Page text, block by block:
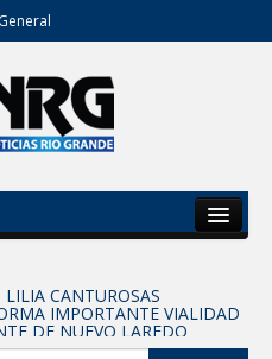
LILIA CANTUROSAS
IMPORTANTE VIALIDAD
DE NUEVO LAREDO